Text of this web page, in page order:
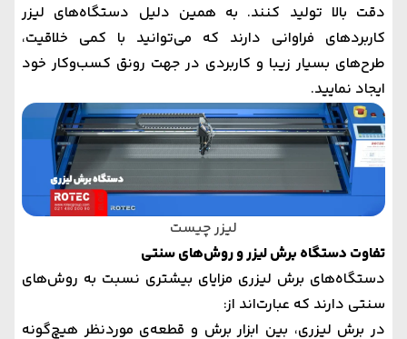
دقت بالا تولید کنند. به همین دلیل دستگاه‌های لیزر
کاربردهای فراوانی دارند که می‌توانید با کمی خلاقیت،
طرح‌های بسیار زیبا و کاربردی در جهت رونق کسب‌وکار خود
ایجاد نمایید.
لیزر چیست
تفاوت دستگاه برش لیزر و روش‌های سنتی
دستگاه‌های برش لیزری مزایای بیشتری نسبت به روش‌های
سنتی دارند که عبارت‌اند از:
در برش لیزری، بین ابزار برش و قطعه‌ی موردنظر هیچ‌گونه